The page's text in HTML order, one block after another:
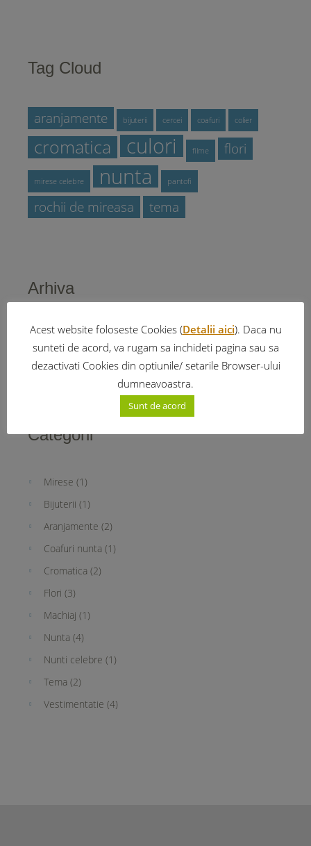
Tag Cloud
aranjamente bijuterii cercei coafuri colier
cromatica culori filme flori
mirese celebre nunta pantofi
rochii de mireasa tema
Arhiva
November 2015(3)
Categorii
Mirese (1)
Bijuterii (1)
Aranjamente (2)
Coafuri nunta (1)
Cromatica (2)
Flori (3)
Machiaj (1)
Nunta (4)
Nunti celebre (1)
Tema (2)
Vestimentatie (4)
Acest website foloseste Cookies (Detalii aici). Daca nu
sunteti de acord, va rugam sa inchideti pagina sau sa
dezactivati Cookies din optiunile/ setarile Browser-ului
dumneavoastra.
Sunt de acord